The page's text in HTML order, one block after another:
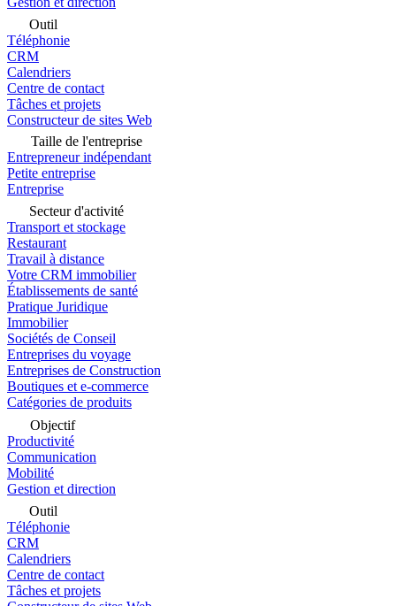
Outil
Téléphonie
CRM
Calendriers
Centre de contact
Tâches et projets
Constructeur de sites Web
Taille de l'entreprise
Entrepreneur indépendant
Petite entreprise
Entreprise
Secteur d'activité
Transport et stockage
Restaurant
Travail à distance
Votre CRM immobilier
Établissements de santé
Pratique Juridique
Immobilier
Sociétés de Conseil
Entreprises du voyage
Entreprises de Construction
Boutiques et e-commerce
Catégories de produits
Objectif
Productivité
Communication
Mobilité
Gestion et direction
Outil
Téléphonie
CRM
Calendriers
Centre de contact
Tâches et projets